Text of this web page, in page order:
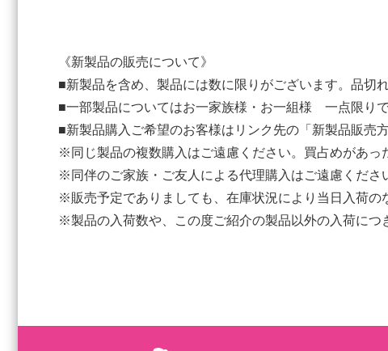
《新製品の販売について》
■新製品を含め、製品には数に限りがございます。品切
■一部製品についてはお一家族様・お一組様 一点限りで
■新製品購入ご希望のお客様はリンク先の「新製品販売
※同じ製品の複数購入はご遠慮ください。買占めがあっ
※同伴のご家族・ご友人による代理購入はご遠慮くださ
※販売予定でありましても、在庫状況により当日入荷の
※製品の入荷数や、この度ご紹介の製品以外の入荷につ